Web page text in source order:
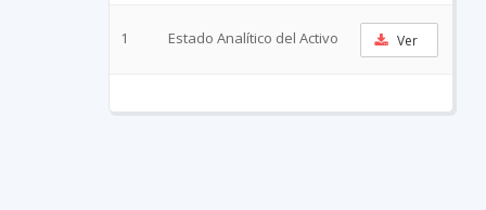
1 Estado Analítico del Activo Ver